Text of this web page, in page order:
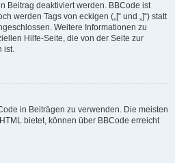
Beitrag deaktiviert werden. BBCode ist
werden Tags von eckigen („[“ und „]“) statt
Weitere Informationen zu
Hilfe-Seite, die von der Seite zur
ist.
in Beiträgen zu verwenden. Die meisten
bietet, können über BBCode erreicht